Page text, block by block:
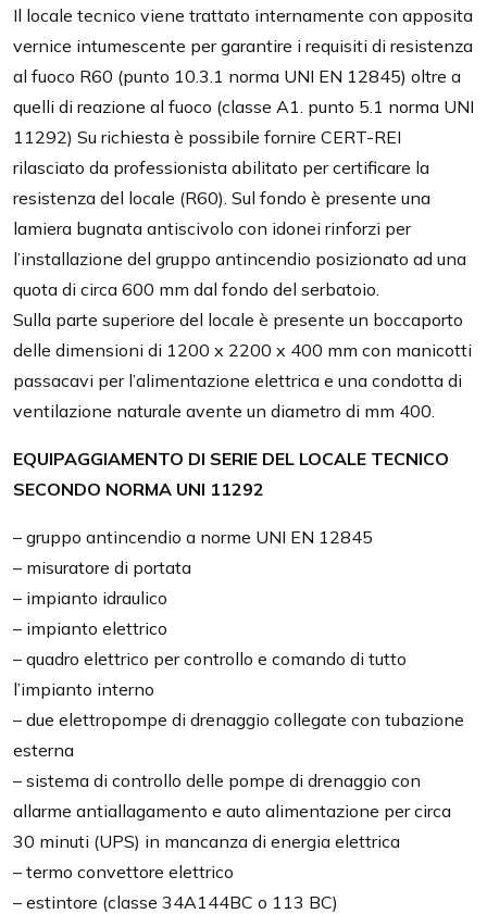
Il locale tecnico viene trattato internamente con apposita
vernice intumescente per garantire i requisiti di resistenza
al fuoco R60 (punto 10.3.1 norma UNI EN 12845) oltre a
quelli di reazione al fuoco (classe A1. punto 5.1 norma UNI
11292) Su richiesta è possibile fornire CERT-REI
rilasciato da professionista abilitato per certificare la
resistenza del locale (R60). Sul fondo è presente una
lamiera bugnata antiscivolo con idonei rinforzi per
l’installazione del gruppo antincendio posizionato ad una
quota di circa 600 mm dal fondo del serbatoio.
Sulla parte superiore del locale è presente un boccaporto
delle dimensioni di 1200 x 2200 x 400 mm con manicotti
passacavi per l’alimentazione elettrica e una condotta di
ventilazione naturale avente un diametro di mm 400.
EQUIPAGGIAMENTO DI SERIE DEL LOCALE TECNICO
SECONDO NORMA UNI 11292
– gruppo antincendio a norme UNI EN 12845
– misuratore di portata
– impianto idraulico
– impianto elettrico
– quadro elettrico per controllo e comando di tutto
l’impianto interno
– due elettropompe di drenaggio collegate con tubazione
esterna
– sistema di controllo delle pompe di drenaggio con
allarme antiallagamento e auto alimentazione per circa
30 minuti (UPS) in mancanza di energia elettrica
– termo convettore elettrico
– estintore (classe 34A144BC o 113 BC)